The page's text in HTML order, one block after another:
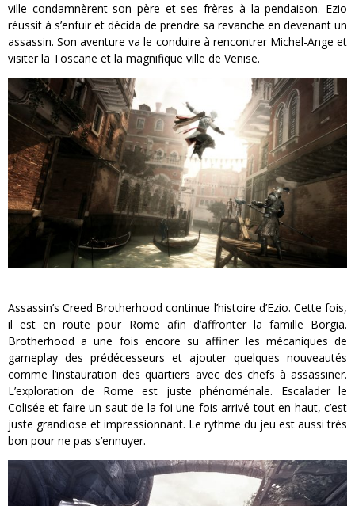
ville condamnèrent son père et ses frères à la pendaison. Ezio
réussit à s’enfuir et décida de prendre sa revanche en devenant un
assassin. Son aventure va le conduire à rencontrer Michel-Ange et
visiter la Toscane et la magnifique ville de Venise.
Assassin’s Creed Brotherhood continue l’histoire d’Ezio. Cette fois,
il est en route pour Rome afin d’affronter la famille Borgia.
Brotherhood a une fois encore su affiner les mécaniques de
gameplay des prédécesseurs et ajouter quelques nouveautés
comme l’instauration des quartiers avec des chefs à assassiner.
L’exploration de Rome est juste phénoménale. Escalader le
Colisée et faire un saut de la foi une fois arrivé tout en haut, c’est
juste grandiose et impressionnant. Le rythme du jeu est aussi très
bon pour ne pas s’ennuyer.